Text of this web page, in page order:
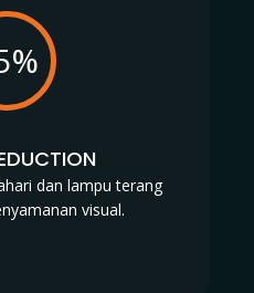
dan lampu terang
visual.